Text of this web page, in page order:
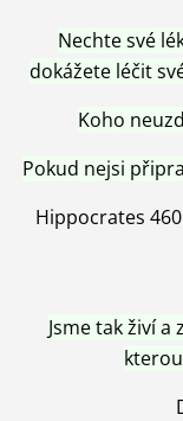
Nechte své
dokážete léčit
Koho
Pokud nejsi
Hippocrates
Jsme tak živí a